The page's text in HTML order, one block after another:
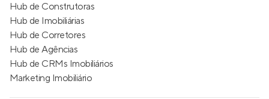
Hub de Construtoras
Hub de Imobiliárias
Hub de Corretores
Hub de Agências
Hub de CRMs Imobiliários
Marketing Imobiliário